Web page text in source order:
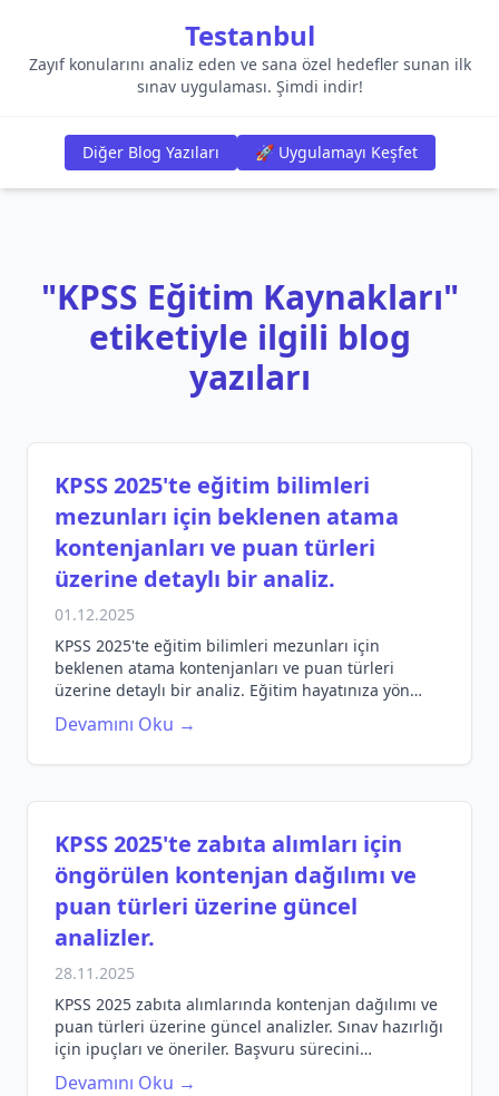
Testanbul
Zayıf konularını analiz eden ve sana özel hedefler sunan ilk
sınav uygulaması. Şimdi indir!
Diğer Blog Yazıları 🚀 Uygulamayı Keşfet
"KPSS Eğitim Kaynakları"
etiketiyle ilgili blog
yazıları
KPSS 2025'te eğitim bilimleri
mezunları için beklenen atama
kontenjanları ve puan türleri
üzerine detaylı bir analiz.
01.12.2025
KPSS 2025'te eğitim bilimleri mezunları için
beklenen atama kontenjanları ve puan türleri
üzerine detaylı bir analiz. Eğitim hayatınıza yön
verin!
Devamını Oku →
KPSS 2025'te zabıta alımları için
öngörülen kontenjan dağılımı ve
puan türleri üzerine güncel
analizler.
28.11.2025
KPSS 2025 zabıta alımlarında kontenjan dağılımı ve
puan türleri üzerine güncel analizler. Sınav hazırlığı
için ipuçları ve öneriler. Başvuru sürecini
kaçırmayın!
Devamını Oku →